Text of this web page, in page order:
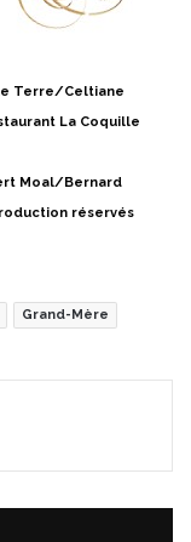
Terre/Celtiane
La Coquille
Moal/Bernard
réservés
Grand-Mère